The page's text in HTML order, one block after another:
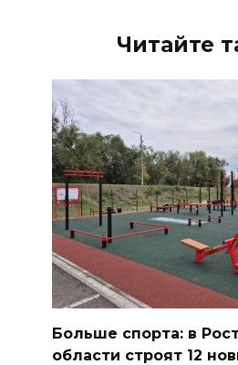
Читайте
Больше спорта: в
области строят 12